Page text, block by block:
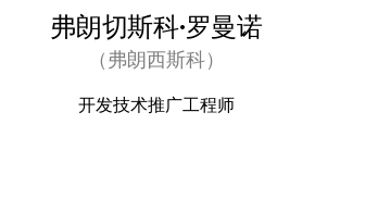
弗朗切斯科·罗曼诺
（弗朗西斯科）
开发技术推广工程师